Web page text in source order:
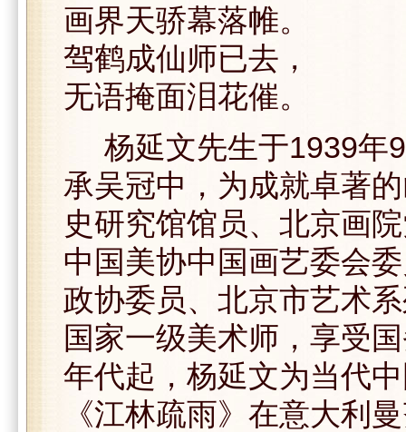
画界天骄幕落帷。
驾鹤成仙师已去，
无语掩面泪花催。
杨延文先生于1939年9
承吴冠中，为成就卓著
史研究馆馆员、北京画
中国美协中国画艺委会
政协委员、北京市艺术
国家一级美术师，享受
年代起，杨延文为当代
《江林疏雨》在意大利